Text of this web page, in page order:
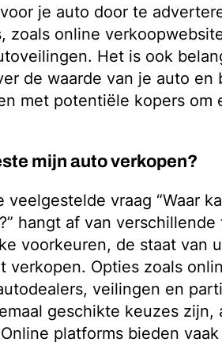
je auto door te
zoals online
Het is ook
de waarde van je auto en
met potentiële kopers om
mijn auto verkopen?
veelgestelde vraag “Waar
hangt af van verschillende
voorkeuren, de staat van
verkopen. Opties zoals
veilingen en
geschikte keuzes zijn,
platforms bieden